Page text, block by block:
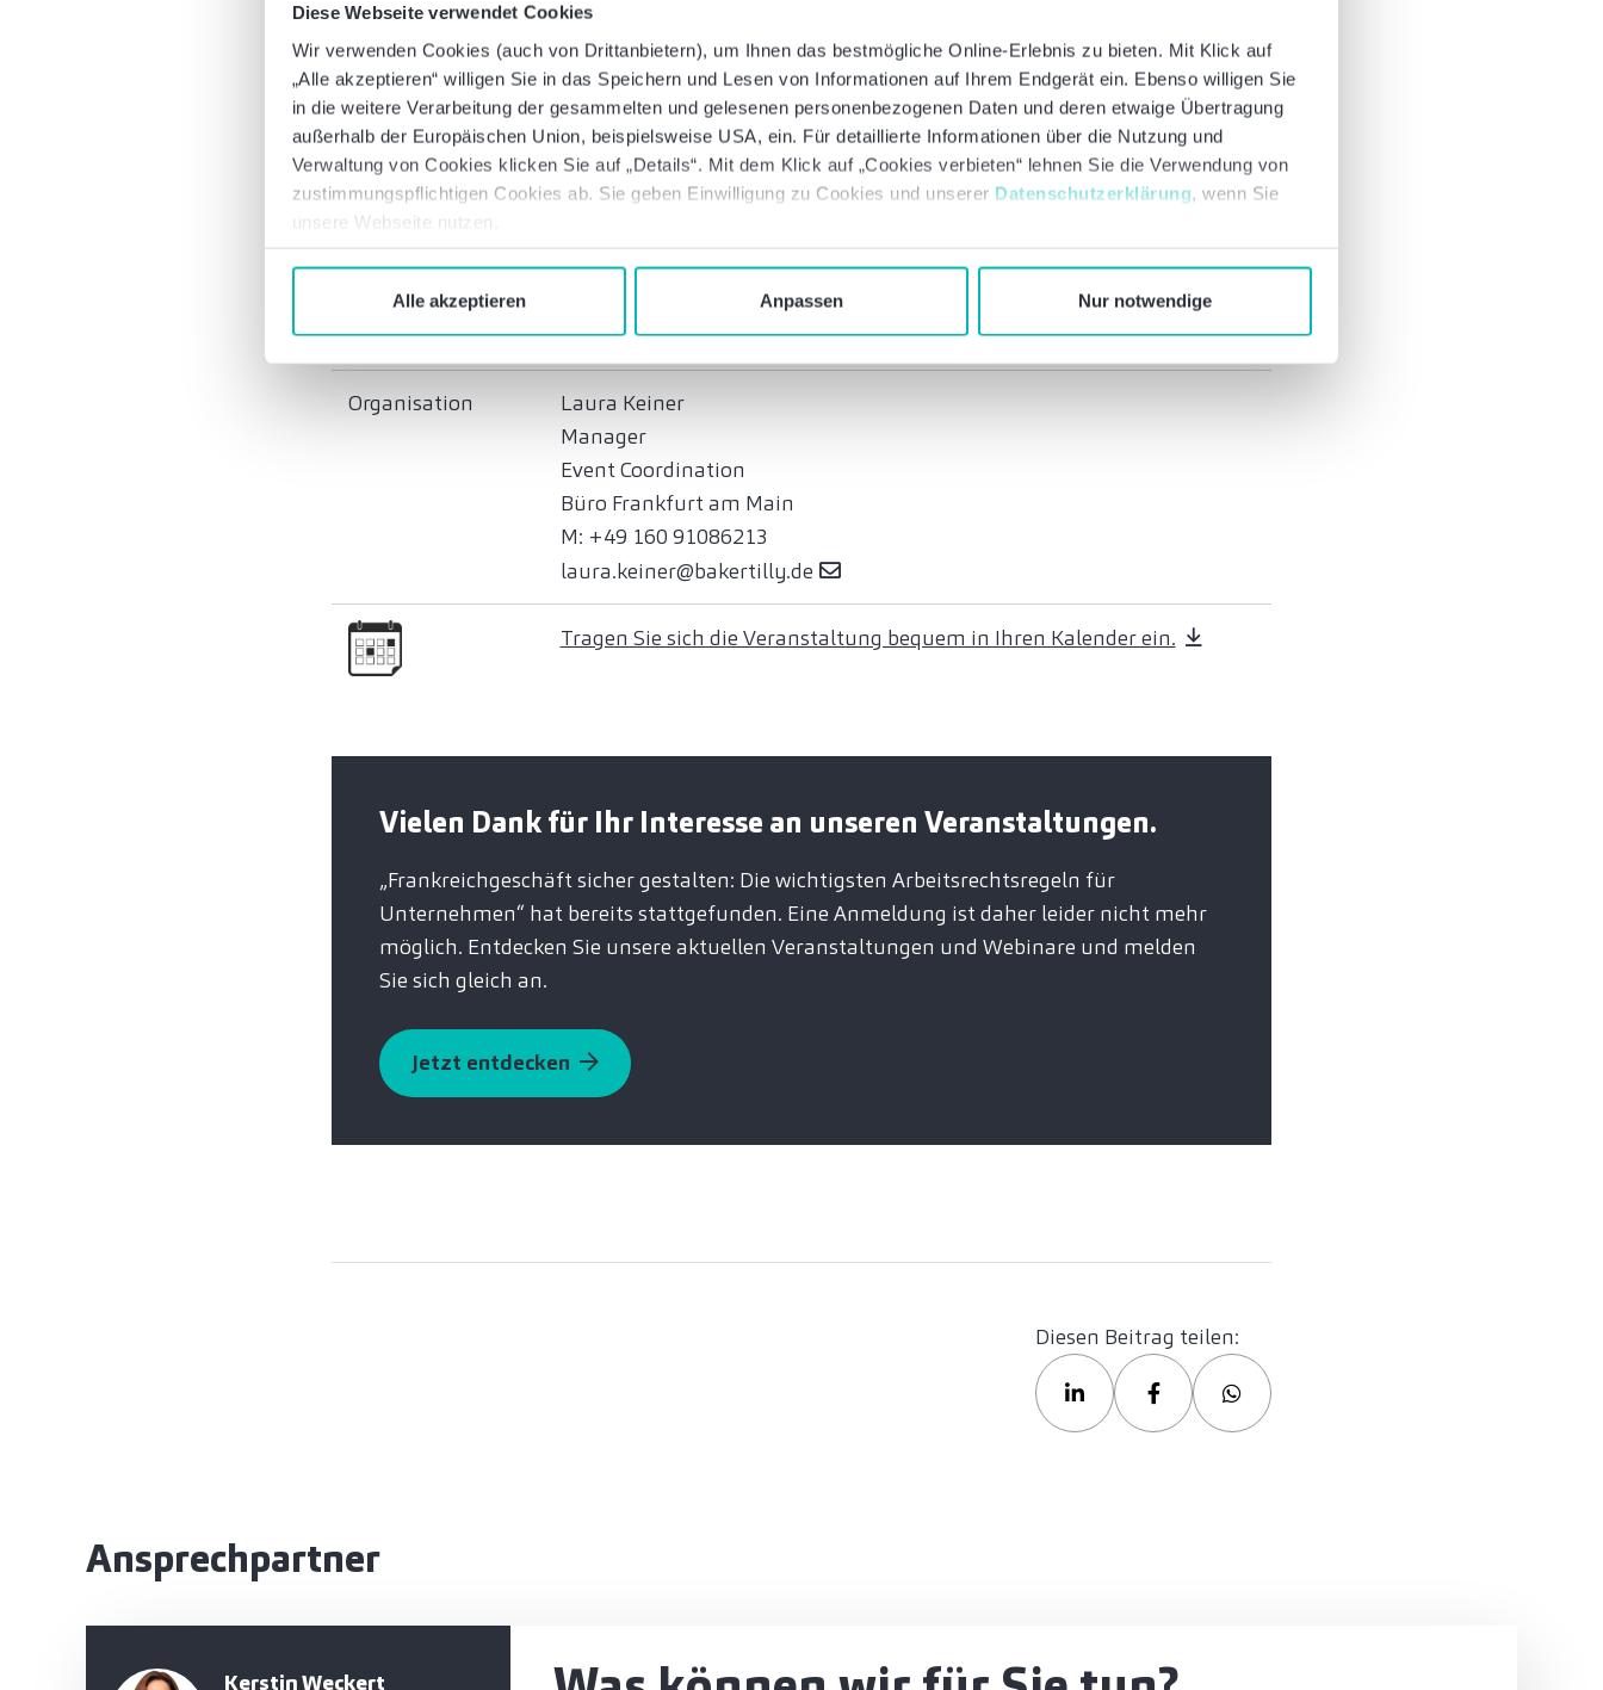
Diese Webseite verwendet Cookies
Wir verwenden Cookies (auch von Drittanbietern), um Ihnen das bestmögliche Online-Erlebnis zu bieten. Mit Klick auf
„Alle akzeptieren“ willigen Sie in das Speichern und Lesen von Informationen auf Ihrem Endgerät ein. Ebenso willigen Sie
in die weitere Verarbeitung der gesammelten und gelesenen personenbezogenen Daten und deren etwaige Übertragung
außerhalb der Europäischen Union, beispielsweise USA, ein. Für detaillierte Informationen über die Nutzung und
Verwaltung von Cookies klicken Sie auf „Details“. Mit dem Klick auf „Cookies verbieten“ lehnen Sie die Verwendung von
zustimmungspflichtigen Cookies ab. Sie geben Einwilligung zu Cookies und unserer Datenschutzerklärung, wenn Sie
unsere Webseite nutzen.
Nur notwendige
Anpassen
Alle akzeptieren
Baker Tilly | Büro Frankfurt am Main
T: +49 69 366002-181
kerstin.weckert@bakertilly.de
Claire Chevalier
Office Managing Partner
Oratio Avocats | Büro Straßburg
claire.chevalier@oratio-avocats.com
Organisation
Laura Keiner
Manager
Event Coordination
Büro Frankfurt am Main
M: +49 160 91086213
laura.keiner@bakertilly.de
Tragen Sie sich die Veranstaltung bequem in Ihren Kalender ein.
Vielen Dank für Ihr Interesse an unseren Veranstaltungen.
„Frankreichgeschäft sicher gestalten: Die wichtigsten Arbeitsrechtsregeln für
Unternehmen“ hat bereits stattgefunden. Eine Anmeldung ist daher leider nicht mehr
möglich. Entdecken Sie unsere aktuellen Veranstaltungen und Webinare und melden
Sie sich gleich an.
Jetzt entdecken
Diesen Beitrag teilen:
Ansprechpartner
Kerstin Weckert